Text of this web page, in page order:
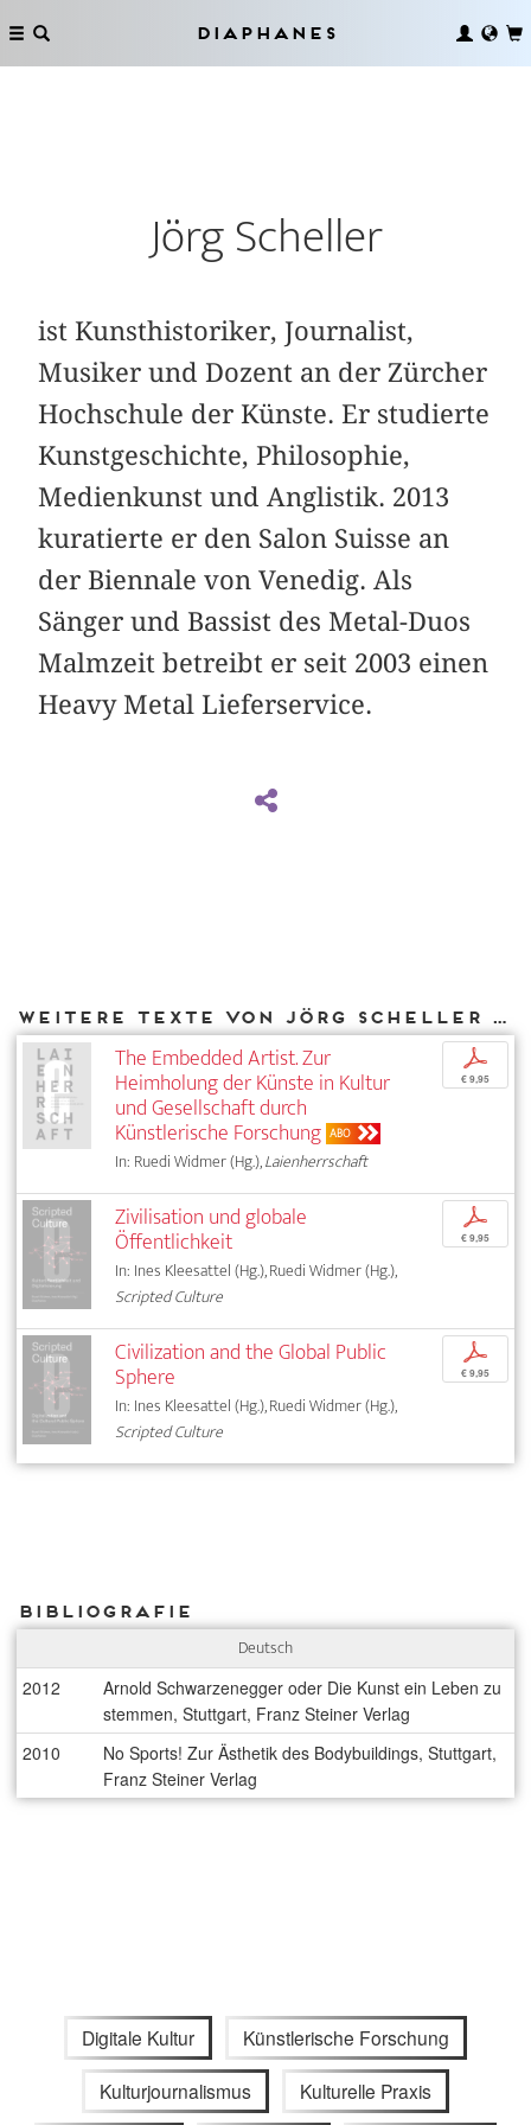
Diaphanes
Jörg Scheller
ist Kunsthistoriker, Journalist,
Musiker und Dozent an der Zürcher
Hochschule der Künste. Er studierte
Kunstgeschichte, Philosophie,
Medienkunst und Anglistik. 2013
kuratierte er den Salon Suisse an
der Biennale von Venedig. Als
Sänger und Bassist des Metal-Duos
Malmzeit betreibt er seit 2003 einen
Heavy Metal Lieferservice.
Weitere Texte von Jörg Scheller bei DIAPHANES
The Embedded Artist. Zur
Heimholung der Künste in Kultur
und Gesellschaft durch
Künstlerische Forschung ABO
In: Ruedi Widmer (Hg.),Laienherrschaft
p
€ 9,95
Zivilisation und globale
Öffentlichkeit
In: Ines Kleesattel (Hg.), Ruedi Widmer (Hg.),
Scripted Culture
p
€ 9,95
Civilization and the Global Public
Sphere
In: Ines Kleesattel (Hg.), Ruedi Widmer (Hg.),
Scripted Culture
p
€ 9,95
Bibliografie
Deutsch
2012
Arnold Schwarzenegger oder Die Kunst ein Leben zu
stemmen, Stuttgart, Franz Steiner Verlag
2010
No Sports! Zur Ästhetik des Bodybuildings, Stuttgart,
Franz Steiner Verlag
Digitale Kultur Künstlerische Forschung
Kulturjournalismus Kulturelle Praxis